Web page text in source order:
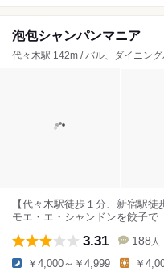
泡包シャンパンマニア
代々木駅 142m / バル、ダイニン
【代々木駅徒歩１分、新宿駅
モエ・エ・シャンドンを餃子で
3.31 188 人
￥4,000～￥4,999 ￥